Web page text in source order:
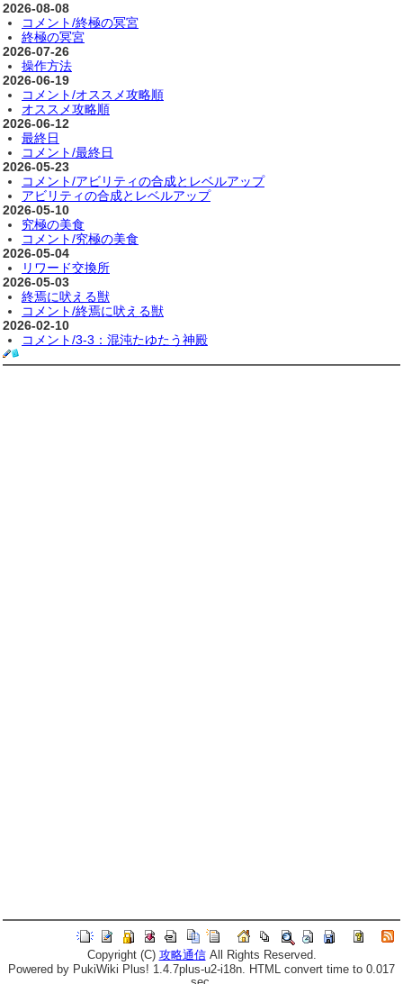
2026-08-08
コメント/終極の冥宮
終極の冥宮
2026-07-26
操作方法
2026-06-19
コメント/オススメ攻略順
オススメ攻略順
2026-06-12
最終日
コメント/最終日
2026-05-23
コメント/アビリティの合成とレベルアップ
アビリティの合成とレベルアップ
2026-05-10
究極の美食
コメント/究極の美食
2026-05-04
リワード交換所
2026-05-03
終焉に吠える獣
コメント/終焉に吠える獣
2026-02-10
コメント/3-3：混沌たゆたう神殿
Copyright (C) 攻略通信All Rights Reserved.
Powered by PukiWiki Plus! 1.4.7plus-u2-i18n. HTML convert time to 0.017